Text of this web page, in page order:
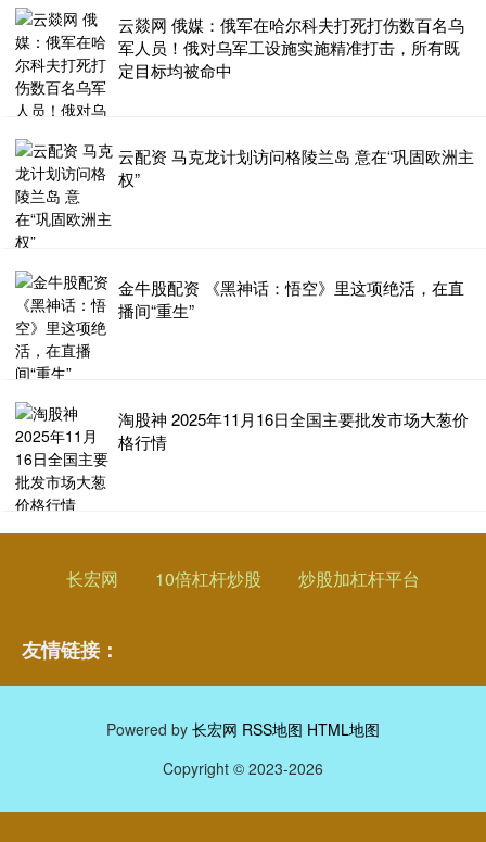
云燚网 俄媒：俄军在哈尔科夫打死打伤数百名乌
军人员！俄对乌军工设施实施精准打击，所有既
定目标均被命中
云配资 马克龙计划访问格陵兰岛 意在“巩固欧洲主
权”
金牛股配资 《黑神话：悟空》里这项绝活，在直
播间“重生”
淘股神 2025年11月16日全国主要批发市场大葱价
格行情
长宏网 10倍杠杆炒股 炒股加杠杆平台
友情链接：
Powered by 长宏网 RSS地图 HTML地图
Copyright © 2023-2026